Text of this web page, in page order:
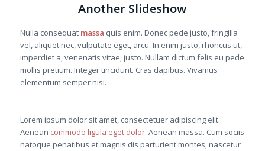
Another Slideshow
Nulla consequat massa quis enim. Donec pede justo, fringilla
vel, aliquet nec, vulputate eget, arcu. In enim justo, rhoncus ut,
imperdiet a, venenatis vitae, justo. Nullam dictum felis eu pede
mollis pretium. Integer tincidunt. Cras dapibus. Vivamus
elementum semper nisi.
Lorem ipsum dolor sit amet, consectetuer adipiscing elit.
Aenean commodo ligula eget dolor. Aenean massa. Cum sociis
natoque penatibus et magnis dis parturient montes, nascetur